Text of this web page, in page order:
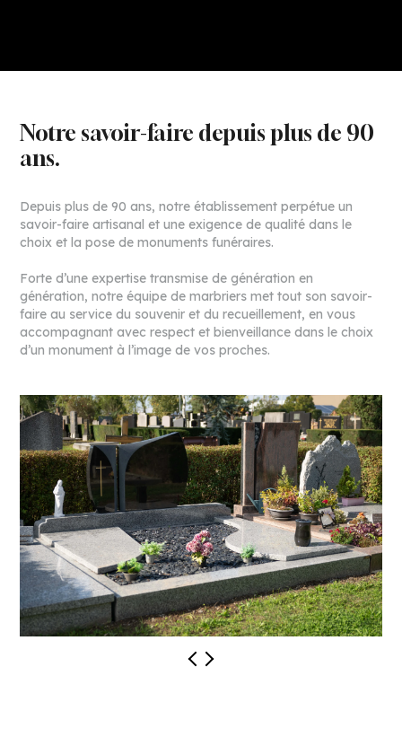
Notre savoir-faire depuis plus de 90
ans.
Depuis plus de 90 ans, notre établissement perpétue un
savoir-faire artisanal et une exigence de qualité dans le
choix et la pose de monuments funéraires.
Forte d’une expertise transmise de génération en
génération, notre équipe de marbriers met tout son savoir-
faire au service du souvenir et du recueillement, en vous
accompagnant avec respect et bienveillance dans le choix
d’un monument à l’image de vos proches.